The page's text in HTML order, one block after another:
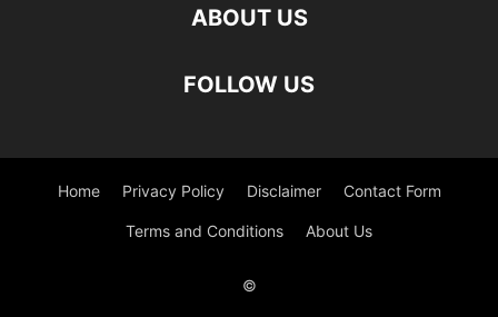
ABOUT US
FOLLOW US
Home Privacy Policy Disclaimer Contact Form
Terms and Conditions About Us
©